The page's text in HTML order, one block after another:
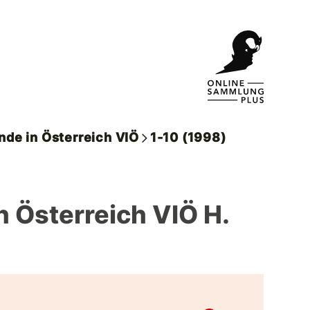
in Österreich VIÖ 1-10 (1998)
Österreich VIÖ H.